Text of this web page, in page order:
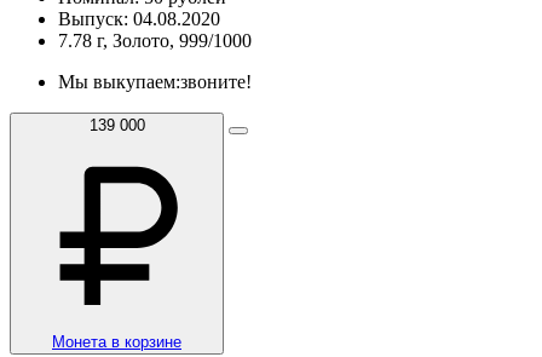
Выпуск: 04.08.2020
7.78 г, Золото, 999/1000
Мы выкупаем:звоните!
139 000
Монета в корзине